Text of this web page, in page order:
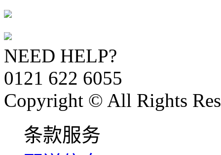
NEED HELP?
0121 622 6055
Copyright © All Rights
条款服务